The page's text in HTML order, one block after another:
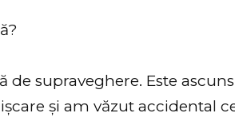
supraveghere. Este
și am văzut accidental